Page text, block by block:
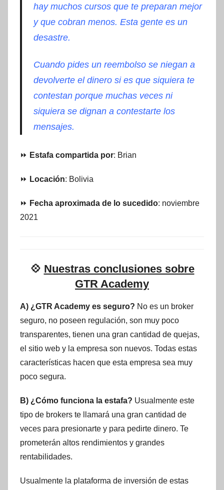
hay muchos cursos que te preparan mejor
y que cobran menos. Esta gente es un
desastre.
Cuando pides un reembolso se niegan a
devolverte el dinero si es que siquiera te
contestan porque muchas veces ni
siquiera se dignan a contestarte los
mensajes.
⏩ Estafa compartida por: Brian
⏩ Locación: Bolivia
⏩ Fecha aproximada de lo sucedido: noviembre
2021
💠 Nuestras conclusiones sobre
GTR Academy
A) ¿GTR Academy es seguro? No es un broker
seguro, no poseen regulación, son muy poco
transparentes, tienen una gran cantidad de quejas,
el sitio web y la empresa son nuevos. Todas estas
características hacen que esta empresa sea muy
poco segura.
B) ¿Cómo funciona la estafa? Usualmente este
tipo de brokers te llamará una gran cantidad de
veces para presionarte y para pedirte dinero. Te
prometerán altos rendimientos y grandes
rentabilidades.
Usualmente la plataforma de inversión de estas